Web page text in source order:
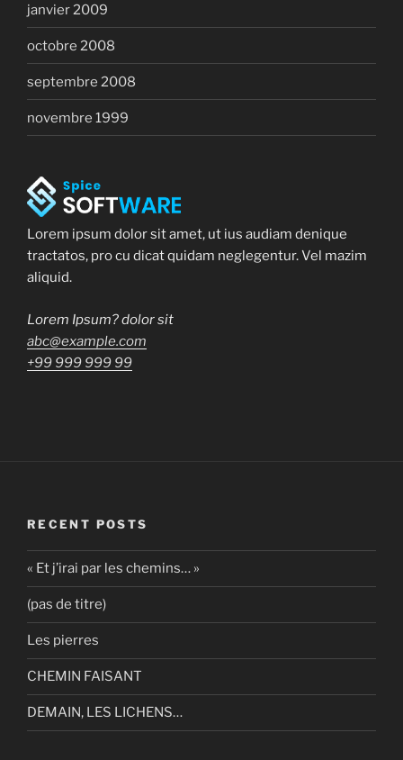
janvier 2009
octobre 2008
septembre 2008
novembre 1999
Lorem ipsum dolor sit amet, ut ius audiam denique
tractatos, pro cu dicat quidam neglegentur. Vel mazim
aliquid.
Lorem Ipsum? dolor sit
abc@example.com
+99 999 999 99
RECENT POSTS
« Et j’irai par les chemins… »
(pas de titre)
Les pierres
CHEMIN FAISANT
DEMAIN, LES LICHENS…